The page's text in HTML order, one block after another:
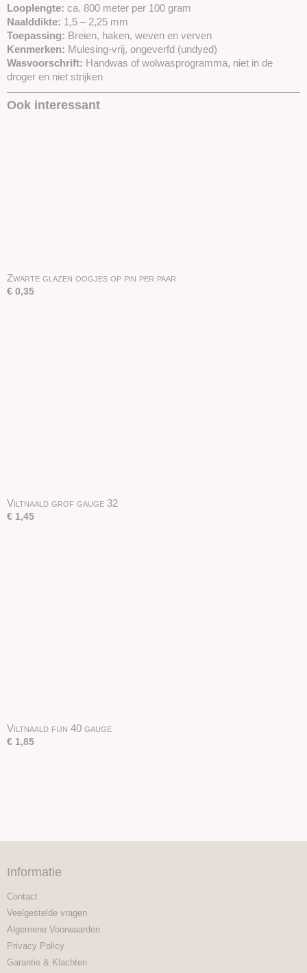
Looplengte: ca. 800 meter per 100 gram
Naalddikte: 1,5 – 2,25 mm
Toepassing: Breien, haken, weven en verven
Kenmerken: Mulesing-vrij, ongeverfd (undyed)
Wasvoorschrift: Handwas of wolwasprogramma, niet in de
droger en niet strijken
Ook interessant
Zwarte glazen oogjes op pin per paar
€ 0,35
Viltnaald grof gauge 32
€ 1,45
Viltnaald fijn 40 gauge
€ 1,85
Informatie
Contact
Veelgestelde vragen
Algemene Voorwaarden
Privacy Policy
Garantie & Klachten